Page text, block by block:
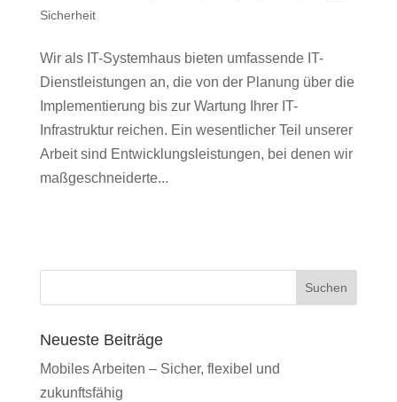
Sicherheit
Wir als IT-Systemhaus bieten umfassende IT-
Dienstleistungen an, die von der Planung über die
Implementierung bis zur Wartung Ihrer IT-
Infrastruktur reichen. Ein wesentlicher Teil unserer
Arbeit sind Entwicklungsleistungen, bei denen wir
maßgeschneiderte...
Suchen
Neueste Beiträge
Mobiles Arbeiten – Sicher, flexibel und
zukunftsfähig